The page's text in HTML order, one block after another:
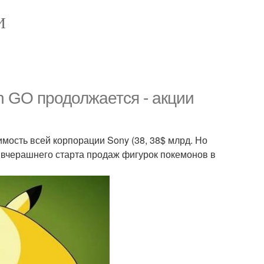
продолжается - акции
всей корпорации Sony (38, 38$ млрд. Но
старта продаж фигурок покемонов в